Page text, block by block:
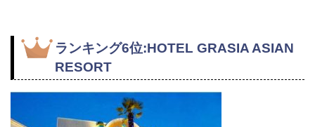
ランキング6位:HOTEL GRASIA ASIAN
RESORT